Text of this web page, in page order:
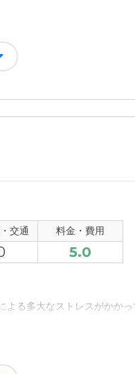
うなことはありませんでし
交通 料金・費用
5.0
る多大なストレスがかか